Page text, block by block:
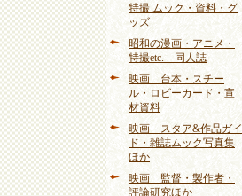
特撮 ムック・資料・グ
ッズ
昭和の漫画・アニメ・
特撮etc. 同人誌
映画 台本・スチー
ル・ロビーカード・宣
材資料
映画 スタア&作品ガイ
ド・雑誌ムック写真集
ほか
映画 監督・製作者・
評論研究ほか